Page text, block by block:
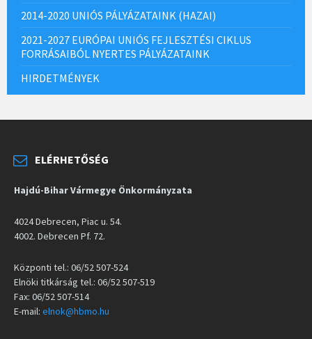
2014-2020 UNIÓS PÁLYÁZATAINK (HAZAI)
2021-2027 EURÓPAI UNIÓS FEJLESZTÉSI CIKLUS
FORRÁSAIBÓL NYERTES PÁLYÁZATAINK
HIRDETMÉNYEK
ELÉRHETŐSÉG
Hajdú-Bihar Vármegye Önkormányzata
4024 Debrecen, Piac u. 54.
4002. Debrecen Pf. 72.
Központi tel.: 06/52 507-524
Elnöki titkárság tel.: 06/52 507-519
Fax: 06/52 507-514
E-mail: elnok@hbmo.hu